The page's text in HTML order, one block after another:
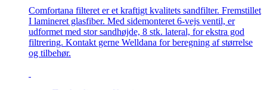
Comfortana filteret er et kraftigt kvalitets sandfilter. Fremstillet
I lamineret glasfiber. Med sidemonteret 6-vejs ventil, er
udformet med stor sandhøjde, 8 stk. lateral, for ekstra god
filtrering. Kontakt gerne Welldana for beregning af størrelse
og tilbehør.